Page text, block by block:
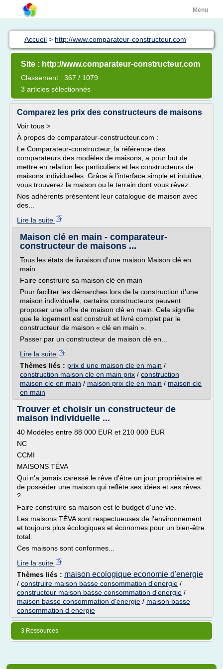
Menu
Accueil > http://www.comparateur-constructeur.com
Site : http://www.comparateur-constructeur.com
Classement : 367 / 1079
3 articles sélectionnés
Comparez les prix des constructeurs de maisons
Voir tous >
À propos de comparateur-constructeur.com :
Le Comparateur-constructeur, la référence des
comparateurs des modèles de maisons, a pour but de
mettre en relation les particuliers et les constructeurs de
maisons individuelles. Grâce à l'interface simple et intuitive,
vous trouverez la maison ou le terrain dont vous rêvez.
Nos adhérents présentent leur catalogue de maison avec
des...
Lire la suite
Maison clé en main - comparateur-
constructeur de maisons ...
Tous les états de livraison d'une maison Maison clé en
main
Faire construire sa maison clé en main
Pour faciliter les démarches lors de la construction d'une
maison individuelle, certains constructeurs peuvent
proposer une offre de maison clé en main. Cela signifie
que le logement est construit et livré complet par le
constructeur de maison « clé en main ».
Passer par un constructeur de maison clé en...
Lire la suite
Thèmes liés : prix d une maison cle en main /
construction maison cle en main prix / construction
maison cle en main / maison prix cle en main / maison cle
en main
Trouver et choisir un constructeur de
maison individuelle ...
40 Modèles entre 88 000 EUR et 210 000 EUR
NC
CCMI
MAISONS TÉVA
Qui n'a jamais caressé le rêve d'être un jour propriétaire et
de posséder une maison qui reflète ses idées et ses rêves
?
Faire construire sa maison est le budget d'une vie.
Les maisons TÉVA sont respectueuses de l'environnement
et toujours plus écologiques et économes pour un bien-être
total.
Ces maisons sont conformes...
Lire la suite
Thèmes liés : maison ecologique economie d'energie
/ construire maison basse consommation d'energie /
constructeur maison basse consommation d'energie /
maison basse consommation d'energie / maison basse
consommation d energie
3 Ressources